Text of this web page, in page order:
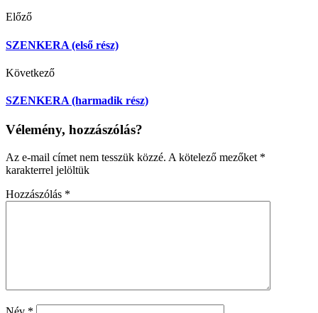
Előző
SZENKERA (első rész)
Következő
SZENKERA (harmadik rész)
Vélemény, hozzászólás?
Az e-mail címet nem tesszük közzé. A kötelező mezőket *
karakterrel jelöltük
Hozzászólás *